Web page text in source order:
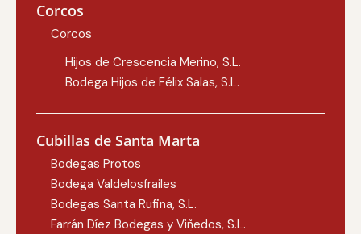
Corcos
Corcos
Hijos de Crescencia Merino, S.L.
Bodega Hijos de Félix Salas, S.L.
Cubillas de Santa Marta
Bodegas Protos
Bodega Valdelosfrailes
Bodegas Santa Rufina, S.L.
Farrán Díez Bodegas y Viñedos, S.L.